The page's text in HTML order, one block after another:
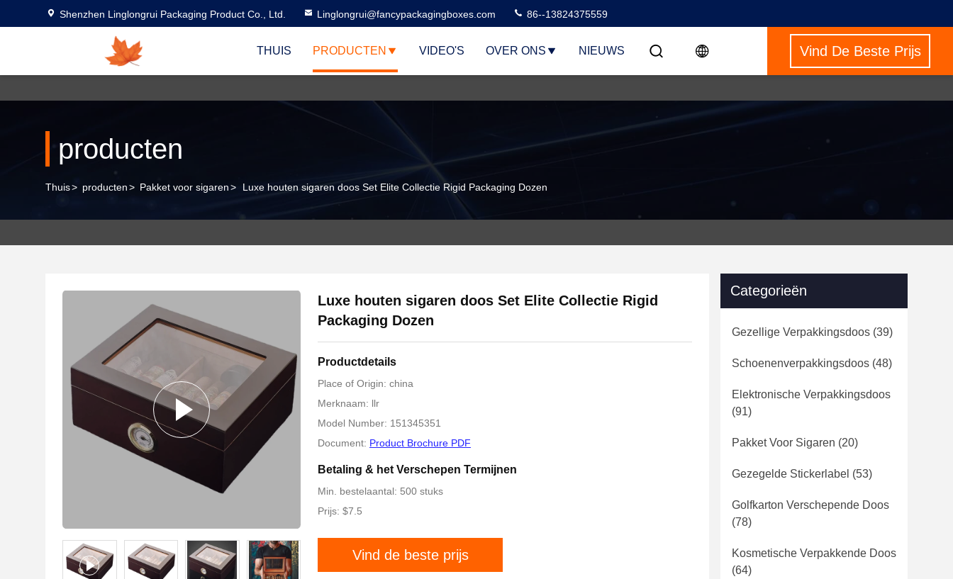
Shenzhen Linglongrui Packaging Product Co., Ltd. Linglongrui@fancypackagingboxes.com 86--13824375559
THUIS PRODUCTEN VIDEO'S OVER ONS NIEUWS Vind De Beste Prijs
producten
Thuis> producten> Pakket voor sigaren> Luxe houten sigaren doos Set Elite Collectie Rigid Packaging Dozen
Luxe houten sigaren doos Set Elite Collectie Rigid
Packaging Dozen
Productdetails
Place of Origin: china
Merknaam: llr
Model Number: 151345351
Document: Product Brochure PDF
Betaling & het Verschepen Termijnen
Min. bestelaantal: 500 stuks
Prijs: $7.5
Vind de beste prijs
Categorieën
Gezellige Verpakkingsdoos (39)
Schoenenverpakkingsdoos (48)
Elektronische Verpakkingsdoos
(91)
Pakket Voor Sigaren (20)
Gezegelde Stickerlabel (53)
Golfkarton Verschepende Doos
(78)
Kosmetische Verpakkende Doos
(64)